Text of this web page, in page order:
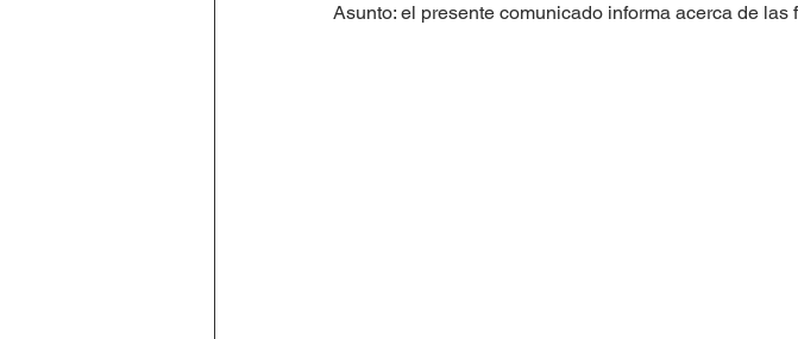
Asunto: el presente comunicado informa acerca de